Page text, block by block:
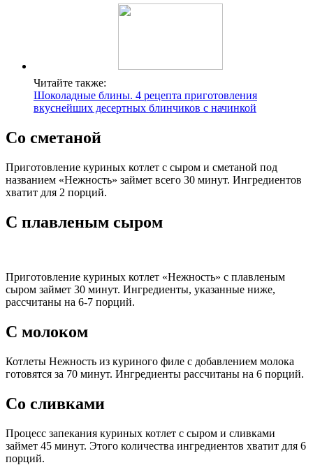
Читайте также:
Шоколадные блины. 4 рецепта приготовления
вкуснейших десертных блинчиков с начинкой
Со сметаной
Приготовление куриных котлет с сыром и сметаной под
названием «Нежность» займет всего 30 минут. Ингредиентов
хватит для 2 порций.
С плавленым сыром
Приготовление куриных котлет «Нежность» с плавленым
сыром займет 30 минут. Ингредиенты, указанные ниже,
рассчитаны на 6-7 порций.
С молоком
Котлеты Нежность из куриного филе с добавлением молока
готовятся за 70 минут. Ингредиенты рассчитаны на 6 порций.
Со сливками
Процесс запекания куриных котлет с сыром и сливками
займет 45 минут. Этого количества ингредиентов хватит для 6
порций.